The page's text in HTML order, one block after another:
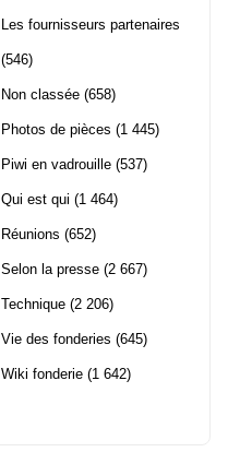
Les fournisseurs partenaires
(546)
Non classée (658)
Photos de pièces (1 445)
Piwi en vadrouille (537)
Qui est qui (1 464)
Réunions (652)
Selon la presse (2 667)
Technique (2 206)
Vie des fonderies (645)
Wiki fonderie (1 642)